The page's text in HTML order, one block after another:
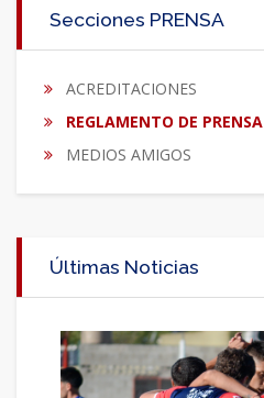
Secciones PRENSA
ACREDITACIONES
REGLAMENTO DE PRENSA
MEDIOS AMIGOS
Últimas Noticias